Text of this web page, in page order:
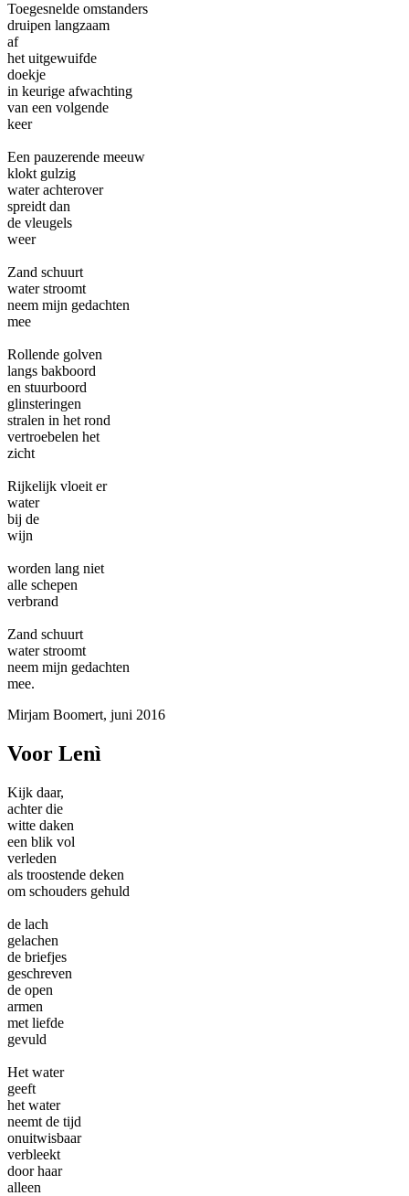
Toegesnelde omstanders
druipen langzaam
af
het uitgewuifde
doekje
in keurige afwachting
van een volgende
keer
Een pauzerende meeuw
klokt gulzig
water achterover
spreidt dan
de vleugels
weer
Zand schuurt
water stroomt
neem mijn gedachten
mee
Rollende golven
langs bakboord
en stuurboord
glinsteringen
stralen in het rond
vertroebelen het
zicht
Rijkelijk vloeit er
water
bij de
wijn
worden lang niet
alle schepen
verbrand
Zand schuurt
water stroomt
neem mijn gedachten
mee.
Mirjam Boomert, juni 2016
Voor Lenì
Kijk daar,
achter die
witte daken
een blik vol
verleden
als troostende deken
om schouders gehuld
de lach
gelachen
de briefjes
geschreven
de open
armen
met liefde
gevuld
Het water
geeft
het water
neemt de tijd
onuitwisbaar
verbleekt
door haar
alleen